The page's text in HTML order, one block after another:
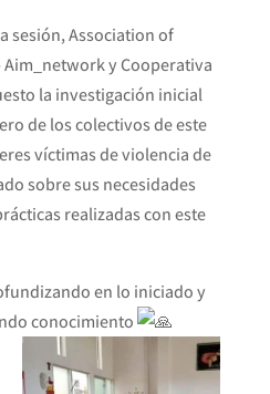
sesión, Association of
y Cooperativa
la investigación inicial
de los colectivos de este
víctimas de violencia de
sobre sus necesidades
realizadas con este
en lo iniciado y
conocimiento